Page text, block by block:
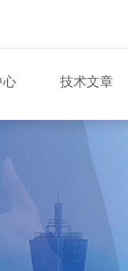
心 技术文章